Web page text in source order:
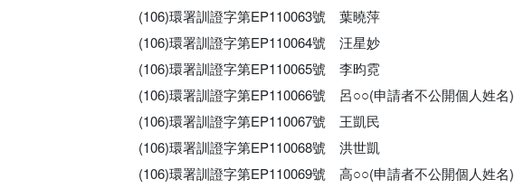
(106)環署訓證字第EP110063號 葉曉萍
(106)環署訓證字第EP110064號 汪星妙
(106)環署訓證字第EP110065號 李昀霓
(106)環署訓證字第EP110066號 呂○○(申請者不公開個人姓名)
(106)環署訓證字第EP110067號 王凱民
(106)環署訓證字第EP110068號 洪世凱
(106)環署訓證字第EP110069號 高○○(申請者不公開個人姓名)